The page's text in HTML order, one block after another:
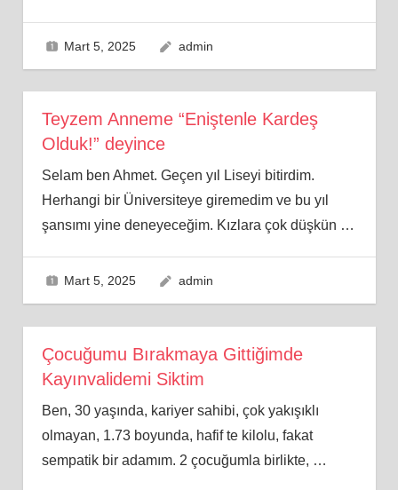
Mart 5, 2025 admin
Teyzem Anneme “Eniştenle Kardeş
Olduk!” deyince
Selam ben Ahmet. Geçen yıl Liseyi bitirdim.
Herhangi bir Üniversiteye giremedim ve bu yıl
şansımı yine deneyeceğim. Kızlara çok düşkün …
Mart 5, 2025 admin
Çocuğumu Bırakmaya Gittiğimde
Kayınvalidemi Siktim
Ben, 30 yaşında, kariyer sahibi, çok yakışıklı
olmayan, 1.73 boyunda, hafif te kilolu, fakat
sempatik bir adamım. 2 çocuğumla birlikte, …